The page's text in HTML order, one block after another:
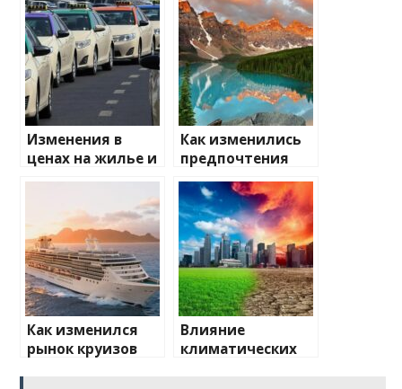
Изменения в
ценах на жилье и
транспорт: что
Как изменились
предпочтения
туристов
Как изменился
рынок круизов
Влияние
климатических